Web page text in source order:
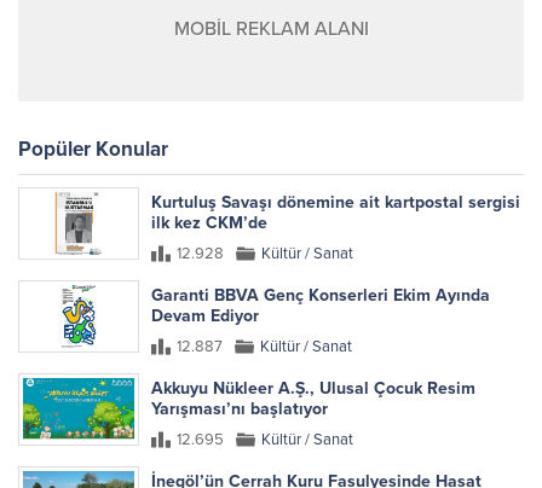
MOBİL REKLAM ALANI
Popüler Konular
Kurtuluş Savaşı dönemine ait kartpostal sergisi
ilk kez CKM’de
12.928 Kültür / Sanat
Garanti BBVA Genç Konserleri Ekim Ayında
Devam Ediyor
12.887 Kültür / Sanat
Akkuyu Nükleer A.Ş., Ulusal Çocuk Resim
Yarışması’nı başlatıyor
12.695 Kültür / Sanat
İnegöl’ün Cerrah Kuru Fasulyesinde Hasat